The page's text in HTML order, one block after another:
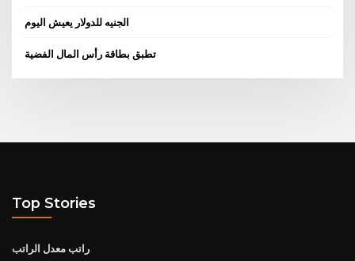
الجنيه للدولار يعيش اليوم
تطبق بطاقة رأس المال الفضية
Top Stories
راتب معدل الراتب